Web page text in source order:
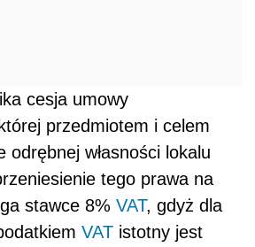
cesja umowy
przedmiotem i celem
odrębnej własności lokalu
tego prawa na
stawce 8% VAT, gdyż dla
VAT istotny jest